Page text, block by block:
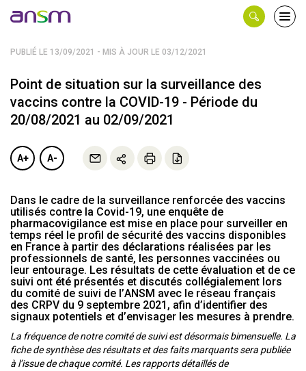
PUBLIÉ LE 13/09/2021 - MIS À JOUR LE 03/12/2021
Point de situation sur la surveillance des
vaccins contre la COVID-19 - Période du
20/08/2021 au 02/09/2021
A+ A-
Dans le cadre de la surveillance renforcée des vaccins
utilisés contre la Covid-19, une enquête de
pharmacovigilance est mise en place pour surveiller en
temps réel le profil de sécurité des vaccins disponibles
en France à partir des déclarations réalisées par les
professionnels de santé, les personnes vaccinées ou
leur entourage. Les résultats de cette évaluation et de ce
suivi ont été présentés et discutés collégialement lors
du comité de suivi de l’ANSM avec le réseau français
des CRPV du 9 septembre 2021, afin d’identifier des
signaux potentiels et d’envisager les mesures à prendre.
La fréquence de notre comité de suivi est désormais bimensuelle. La
fiche de synthèse des résultats et des faits marquants sera publiée
à l’issue de chaque comité. Les rapports détaillés de